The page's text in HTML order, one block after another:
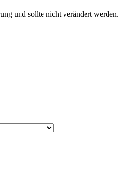
und sollte nicht verändert werden.